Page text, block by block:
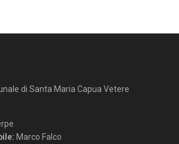
di Santa Maria Capua Vetere
Marco Falco